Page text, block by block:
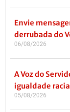
Envie
derrubada do
06/08/2026
A Voz do
igualdade
05/08/2026